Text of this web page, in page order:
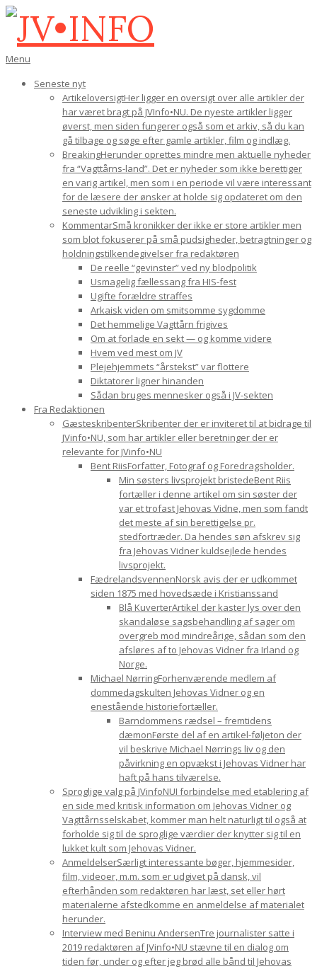
Gå
indhold
JV•INFO
Den
navigations-
Menu
Seneste nyt
ArtikeloversigtHer ligger en oversigt over alle artikler der
har været bragt på JVInfo•NU. De nyeste artikler ligger
øverst, men siden fungerer også som et arkiv, så du kan
gå tilbage og søge efter gamle artikler, film og indlæg.
BreakingHerunder oprettes mindre men aktuelle nyheder
fra “Vagttårns-land”. Det er nyheder som ikke berettiger
en varig artikel, men som i en periode vil være interessant
for de læsere der ønsker at holde sig opdateret om den
seneste udvikling i sekten.
KommentarSmå kronikker der ikke er store artikler men
som blot fokuserer på små pudsigheder, betragtninger og
holdningstilkendegivelser fra redaktøren
De reelle “gevinster” ved ny blodpolitik
Usmagelig fællessang fra HIS-fest
Ugifte forældre straffes
Arkaisk viden om smitsomme sygdomme
Det hemmelige Vagttårn frigives
Om at forlade en sekt — og komme videre
Hvem ved mest om JV
Plejehjemmets “årstekst” var flottere
Diktatorer ligner hinanden
Sådan bruges mennesker også i JV-sekten
Fra Redaktionen
GæsteskribenterSkribenter der er inviteret til at bidrage til
JVinfo•NU, som har artikler eller beretninger der er
relevante for JVinfo•NU
Bent RiisForfatter, Fotograf og Foredragsholder.
Min søsters livsprojekt bristedeBent Riis
fortæller i denne artikel om sin søster der
var et trofast Jehovas Vidne, men som fandt
det meste af sin berettigelse pr.
stedfortræder. Da hendes søn afskrev sig
fra Jehovas Vidner kuldsejlede hendes
livsprojekt.
FædrelandsvennenNorsk avis der er udkommet
siden 1875 med hovedsæde i Kristianssand
Blå KuverterArtikel der kaster lys over den
skandaløse sagsbehandling af sager om
overgreb mod mindreårige, sådan som den
afsløres af to Jehovas Vidner fra Irland og
Norge.
Michael NørringForhenværende medlem af
dommedagskulten Jehovas Vidner og en
enestående historiefortæller.
Barndommens rædsel – fremtidens
dæmonFørste del af en artikel-føljeton der
vil beskrive Michael Nørrings liv og den
påvirkning en opvækst i Jehovas Vidner har
haft på hans tilværelse.
Sproglige valg på JVinfoNUI forbindelse med etablering af
en side med kritisk information om Jehovas Vidner og
Vagttårnsselskabet, kommer man helt naturligt til også at
forholde sig til de sproglige værdier der knytter sig til en
lukket kult som Jehovas Vidner.
AnmeldelserSærligt interessante bøger, hjemmesider,
film, videoer, m.m. som er udgivet på dansk, vil
efterhånden som redaktøren har læst, set eller hørt
materialerne afstedkomme en anmeldelse af materialet
herunder.
Interview med Beninu AndersenTre journalister satte i
2019 redaktøren af JVinfo•NU stævne til en dialog om
tiden før, under og efter jeg brød alle bånd til Jehovas